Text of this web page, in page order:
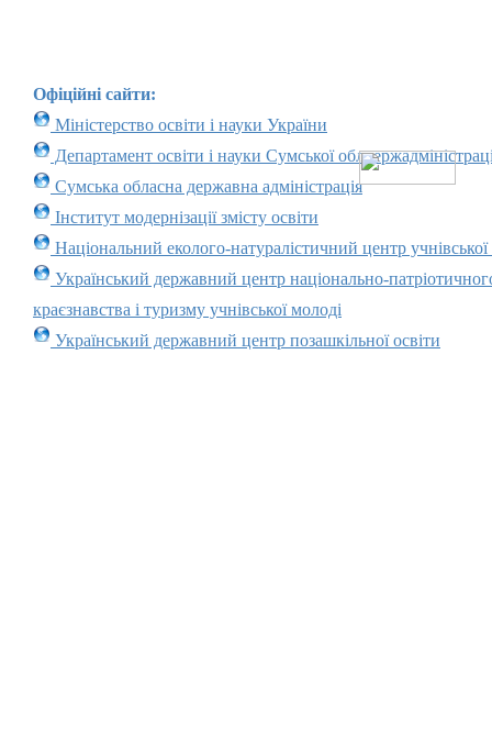
Офіційні сайти:
Міністерство освіти і науки України
Департамент освіти і науки Сумської
Сумська обласна державна адміністрація
Інститут модернізації змісту освіти
Національний еколого-натуралістичний центр учнівської
Український державний центр національно-
краєзнавства і туризму учнівської молоді
Український державний центр позашкільної освіти